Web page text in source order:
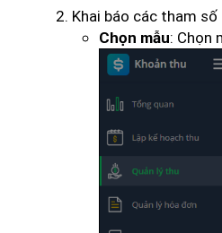
Khai báo các tham
Chọn mẫu: Chọn